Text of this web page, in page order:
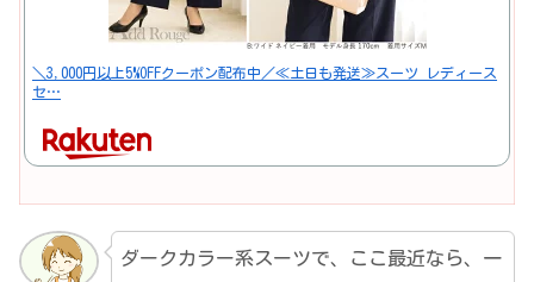
＼3,000円以上5%OFFクーポン配布中／≪土日も発送≫スーツ レディース
セ…
ダークカラー系スーツで、ここ最近なら、一